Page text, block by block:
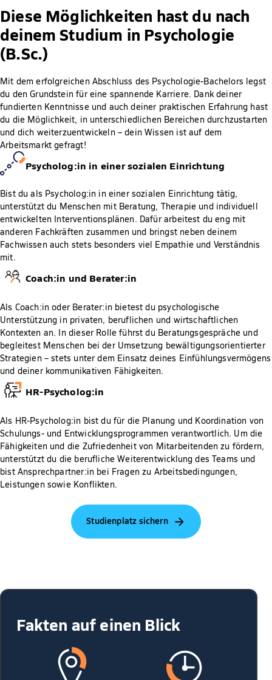
Diese Möglichkeiten hast du nach
deinem Studium in Psychologie
(B.Sc.)
Mit dem erfolgreichen Abschluss des Psychologie-Bachelors legst
du den Grundstein für eine spannende Karriere. Dank deiner
fundierten Kenntnisse und auch deiner praktischen Erfahrung hast
du die Möglichkeit, in unterschiedlichen Bereichen durchzustarten
und dich weiterzuentwickeln – dein Wissen ist auf dem
Arbeitsmarkt gefragt!
Psycholog:in in einer sozialen Einrichtung
Bist du als Psycholog:in in einer sozialen Einrichtung tätig,
unterstützt du Menschen mit Beratung, Therapie und individuell
entwickelten Interventionsplänen. Dafür arbeitest du eng mit
anderen Fachkräften zusammen und bringst neben deinem
Fachwissen auch stets besonders viel Empathie und Verständnis
mit.
Coach:in und Berater:in
Als Coach:in oder Berater:in bietest du psychologische
Unterstützung in privaten, beruflichen und wirtschaftlichen
Kontexten an. In dieser Rolle führst du Beratungsgespräche und
begleitest Menschen bei der Umsetzung bewältigungsorientierter
Strategien – stets unter dem Einsatz deines Einfühlungsvermögens
und deiner kommunikativen Fähigkeiten.
HR-Psycholog:in
Als HR-Psycholog:in bist du für die Planung und Koordination von
Schulungs- und Entwicklungsprogrammen verantwortlich. Um die
Fähigkeiten und die Zufriedenheit von Mitarbeitenden zu fördern,
unterstützt du die berufliche Weiterentwicklung des Teams und
bist Ansprechpartner:in bei Fragen zu Arbeitsbedingungen,
Leistungen sowie Konflikten.
Studienplatz sichern
Fakten auf einen Blick